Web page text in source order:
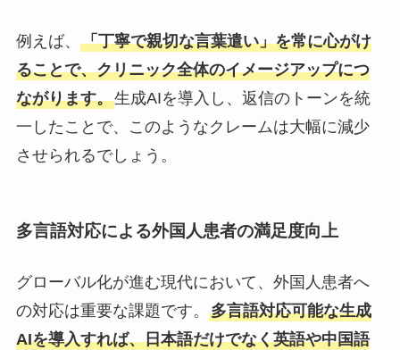
例えば、 「丁寧で親切な言葉遣い」を常に心がけ
ることで、クリニック全体のイメージアップにつ
ながります。生成AIを導入し、返信のトーンを統
一したことで、このようなクレームは大幅に減少
させられるでしょう。
多言語対応による外国人患者の満足度向上
グローバル化が進む現代において、外国人患者へ
の対応は重要な課題です。 多言語対応可能な生成
AIを導入すれば、日本語だけでなく英語や中国語